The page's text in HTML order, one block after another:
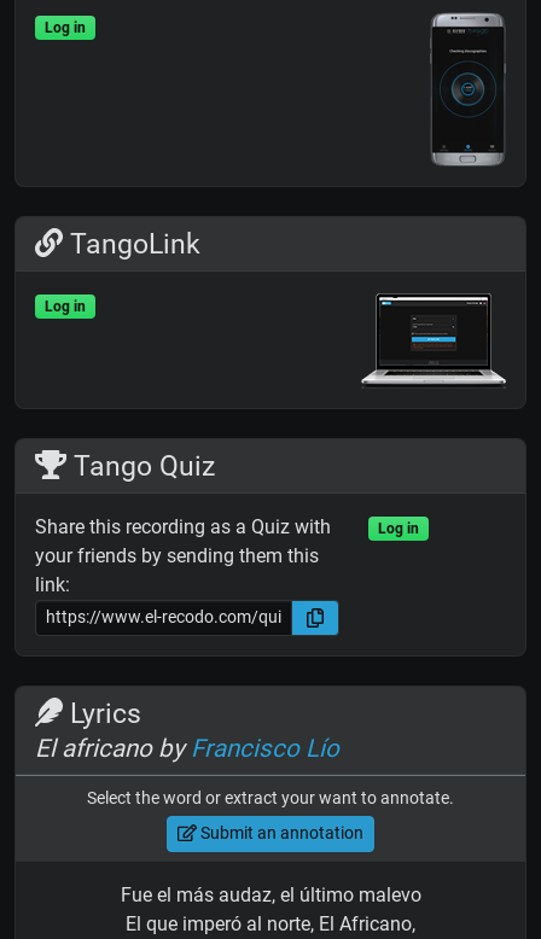
Log in
TangoLink
Log in
Tango Quiz
Share this recording as a Quiz with
your friends by sending them this
link:
Log in
Lyrics
El africano byFrancisco Lío
Select the word or extract your want to annotate.
Submit an annotation
Fue el más audaz, el último malevo
El que imperó al norte, El Africano,